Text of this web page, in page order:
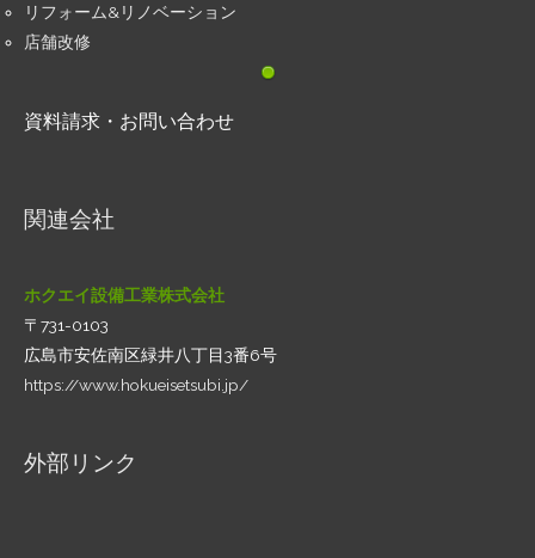
リフォーム&リノベーション
店舗改修
資料請求・お問い合わせ
関連会社
ホクエイ設備工業株式会社
〒731-0103
広島市安佐南区緑井八丁目3番6号
https://www.hokueisetsubi.jp/
外部リンク